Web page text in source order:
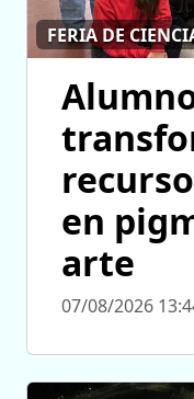
FERIA DE
en
arte
07/08/2026